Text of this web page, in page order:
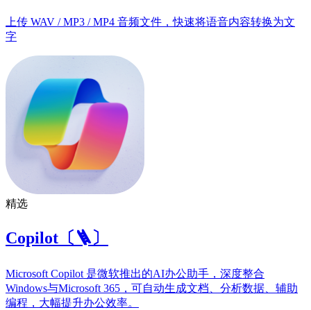
上传 WAV / MP3 / MP4 音频文件，快速将语音内容转换为文
字
精选
Copilot〔🪜〕
Microsoft Copilot 是微软推出的AI办公助手，深度整合
Windows与Microsoft 365，可自动生成文档、分析数据、辅助
编程，大幅提升办公效率。